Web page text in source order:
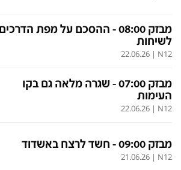
מדיני
בארץ
פלילי
חינוך
עיצוב ונדל''ן
המומחים
המטולוגיה
ועידות קשת
להיאבק
מבזק 08:00 - ההסכם על מפת הדרכים
לשיחות
N12
|
22.06.26
מבזק 07:00 - שגרה מלאה גם בקו
העימות
N12
|
22.06.26
מבזק 09:00 - חשד לרצח באשדוד
N12
|
21.06.26